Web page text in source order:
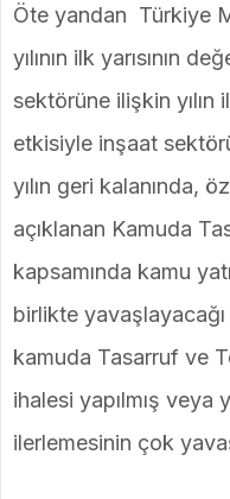
Öte yandan Türkiye
yılının ilk yarısının
sektörüne ilişkin yılın
etkisiyle inşaat
yılın geri kalanında,
açıklanan Kamuda
kapsamında kamu
birlikte
kamuda Tasarruf ve
ihalesi yapılmış veya
ilerlemesinin çok